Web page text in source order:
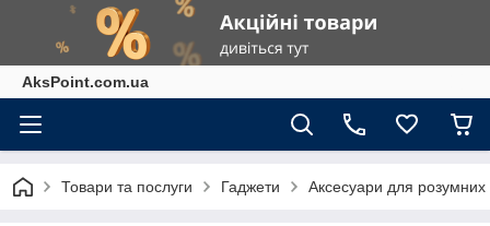
AksPoint.com.ua
Товари та послуги Гаджети Аксесуари для розумних